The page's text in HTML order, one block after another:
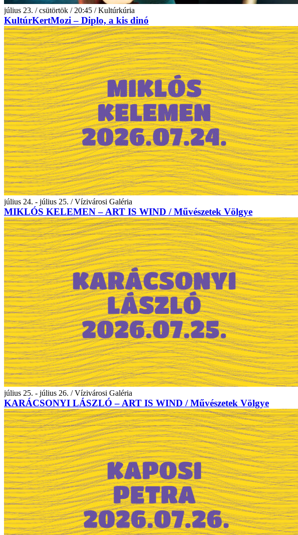
július 23. / csütörtök / 20:45 / Kultúrkúria
KultúrKertMozi – Diplo, a kis dinó
július 24. - július 25. / Vízivárosi Galéria
MIKLÓS KELEMEN – ART IS WIND / Művészetek Völgye
július 25. - július 26. / Vízivárosi Galéria
KARÁCSONYI LÁSZLÓ – ART IS WIND / Művészetek Völgye